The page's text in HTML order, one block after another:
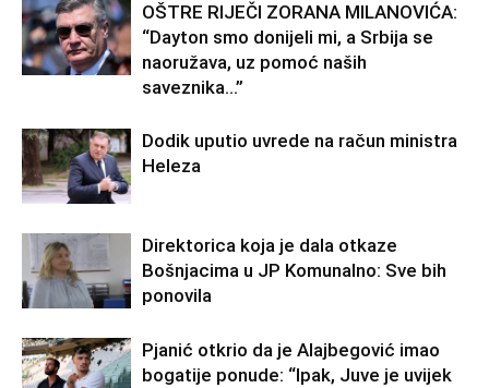
OŠTRE RIJEČI ZORANA MILANOVIĆA:
“Dayton smo donijeli mi, a Srbija se
naoružava, uz pomoć naših
saveznika…”
Dodik uputio uvrede na račun ministra
Heleza
Direktorica koja je dala otkaze
Bošnjacima u JP Komunalno: Sve bih
ponovila
Pjanić otkrio da je Alajbegović imao
bogatije ponude: “Ipak, Juve je uvijek